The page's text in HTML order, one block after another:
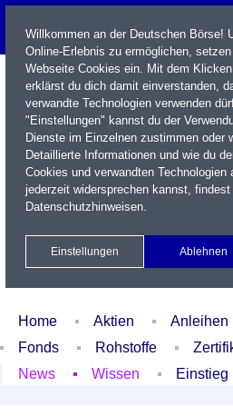
Name / WKN / ISIN / Kürzel
Xetra Realtime
Watchlist
Home Aktien Anleihen
Fonds
Rohstoffe
News
Wissen Einstieg
Willkommen an der Deutschen Börse!
Online-Erlebnis zu ermöglichen,
Webseite Cookies ein. Mit dem
erklärst du dich damit einverstanden,
verwandte Technologien verwenden
"Einstellungen" kannst du der
Dienste im Einzelnen zustimmen oder
Detaillierte Informationen und wie du
Cookies und verwandten Technologien
jederzeit widersprechen kannst,
Datenschutzhinweisen.
Einstellungen Ablehnen